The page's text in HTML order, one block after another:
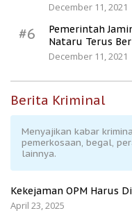
December 11, 2021
#6
Pemerintah
Nataru Terus
December 11, 2021
Berita Kriminal
Menyajikan kabar
pemerkosaan, begal,
lainnya.
Kekejaman OPM Harus
April 23, 2025